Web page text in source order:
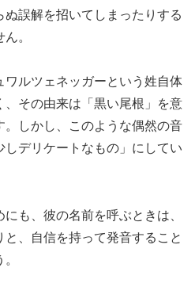
ぬ誤解を招いてしまったりする
。
ワルツェネッガーという姓自体
、その由来は「黒い尾根」を意
。しかし、このような偶然の音
デリケートなもの」にしてい
も、彼の名前を呼ぶときは、
、自信を持って発音すること